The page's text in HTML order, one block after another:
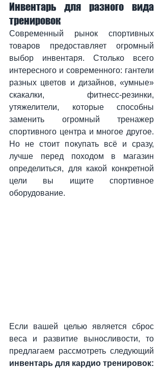
Инвентарь для разного вида
тренировок
Современный рынок спортивных
товаров предоставляет огромный
выбор инвентаря. Столько всего
интересного и современного: гантели
разных цветов и дизайнов, «умные»
скакалки, фитнесс-резинки,
утяжелители, которые способны
заменить огромный тренажер
спортивного центра и многое другое.
Но не стоит покупать всё и сразу,
лучше перед походом в магазин
определиться, для какой конкретной
цели вы ищите спортивное
оборудование.
Если вашей целью является сброс
веса и развитие выносливости, то
инвентарь для кардио тренировок: